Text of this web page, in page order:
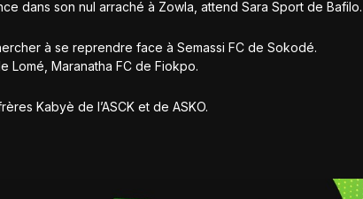
dans son nul arraché à Zowla, attend Sara Sport de Bafilo.
à se reprendre face à Semassi FC de Sokodé.
Lomé, Maranatha FC de Fiokpo.
Kabyè de l’ASCK et de ASKO.